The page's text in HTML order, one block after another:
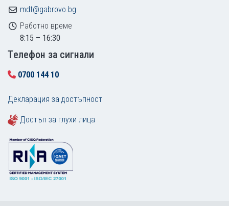
mdt@gabrovo.bg
Работно време
8:15 – 16:30
Tелефон за сигнали
0700 144 10
Декларация за достъпност
Достъп за глухи лица